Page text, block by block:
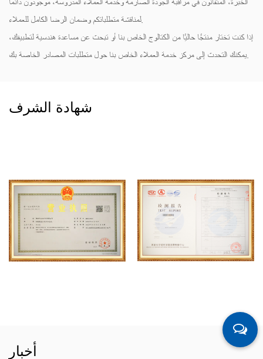
لمناقشة متطلباتكم وضمان الرضا الكامل للعملاء.
إذا كنت تختار منتجًا حاليًا من الكتالوج الخاص بنا أو تبحث عن مساعدة هندسية لتطبيقك،
يمكنك التحدث إلى مركز خدمة العملاء الخاص بنا حول متطلبات المصادر الخاصة بك.
شهادة الشرف
أخبار